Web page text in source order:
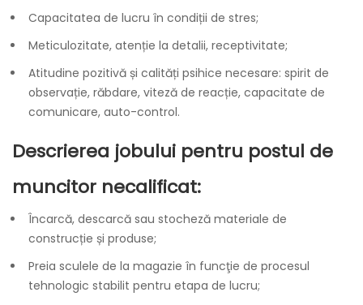
Capacitatea de lucru în condiții de stres;
Meticulozitate, atenție la detalii, receptivitate;
Atitudine pozitivă și calități psihice necesare: spirit de
observație, răbdare, viteză de reacție, capacitate de
comunicare, auto-control.
Descrierea jobului pentru postul de
muncitor necalificat:
Încarcă, descarcă sau stocheză materiale de
construcție și produse;
Preia sculele de la magazie în funcţie de procesul
tehnologic stabilit pentru etapa de lucru;